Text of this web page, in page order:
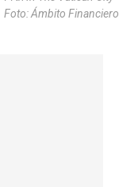
Foto: Ámbito Financiero